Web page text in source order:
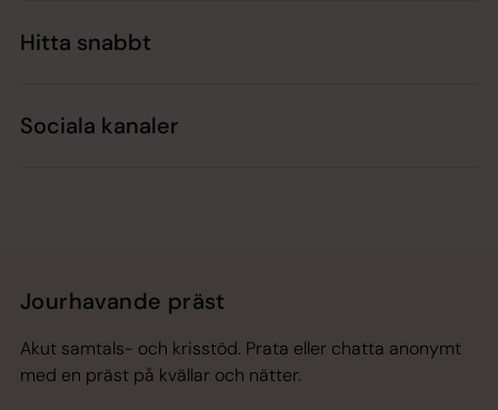
Hitta snabbt
Sociala kanaler
Jourhavande präst
Akut samtals- och krisstöd. Prata eller chatta anonymt
med en präst på kvällar och nätter.